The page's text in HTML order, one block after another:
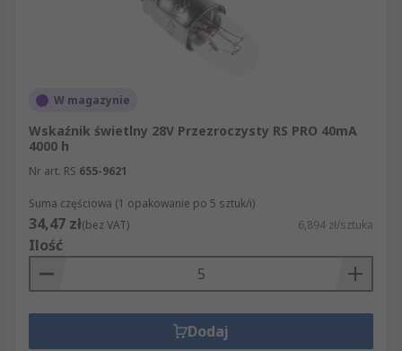
W magazynie
Wskaźnik świetlny 28V Przezroczysty RS PRO 40mA
4000 h
Nr art. RS 655-9621
Suma częściowa (1 opakowanie po 5 sztuk/i)
34,47 zł(bez VAT) 6,894 zł/sztuka
Ilość
Dodaj